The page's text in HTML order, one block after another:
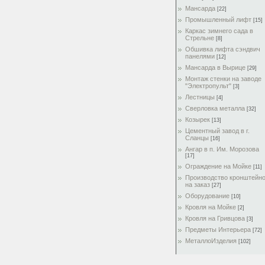
Мансарда [22]
Промышленный лифт [15]
Каркас зимнего сада в
Стрельне [8]
Обшивка лифта сэндвич
панелями [12]
Мансарда в Вырице [29]
Монтаж стенки на заводе
"Электропульт" [3]
Лестницы [4]
Сверловка металла [32]
Козырек [13]
Цементный завод в г.
Сланцы [16]
Ангар в п. Им. Морозова
[17]
Ограждение на Мойке [11]
Производство
на заказ [27]
Оборудование [10]
Кровля на Мойке [2]
Кровля на Гривцова [3]
Предметы Интерьера [72]
МеталлоИзделия [102]